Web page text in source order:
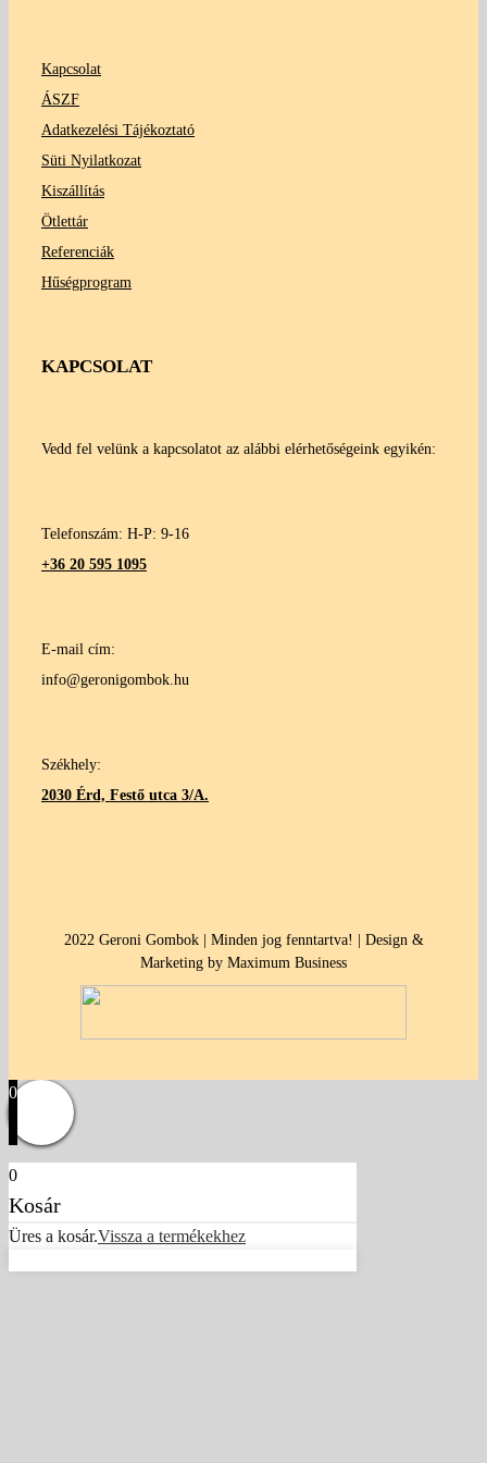
Kapcsolat
ÁSZF
Adatkezelési Tájékoztató
Süti Nyilatkozat
Kiszállítás
Ötlettár
Referenciák
Hűségprogram
KAPCSOLAT
Vedd fel velünk a kapcsolatot az alábbi elérhetőségeink egyikén:
Telefonszám: H-P: 9-16
+36 20 595 1095
E-mail cím:
info@geronigombok.hu
Székhely:
2030 Érd, Festő utca 3/A.
2022 Geroni Gombok | Minden jog fenntartva! | Design &
Marketing by Maximum Business
0
0
Kosár
Üres a kosár.Vissza a termékekhez